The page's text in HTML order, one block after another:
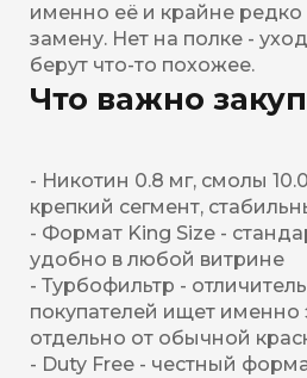
именно её и крайне редко
замену. Нет на полке -
берут что-то похожее.
Что важно
- Никотин 0.8 мг, смолы
крепкий сегмент,
- Формат King Size -
удобно в любой витрине
- Турбофильтр -
покупателей ищет именно
отдельно от обычной
- Duty Free - честный